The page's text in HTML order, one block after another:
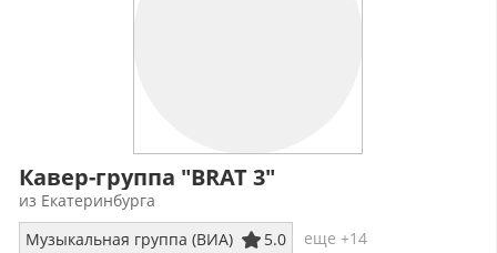
Кавер-группа "BRAT 3"
из Екатеринбурга
Музыкальная группа (ВИА)
5.0
еще +14